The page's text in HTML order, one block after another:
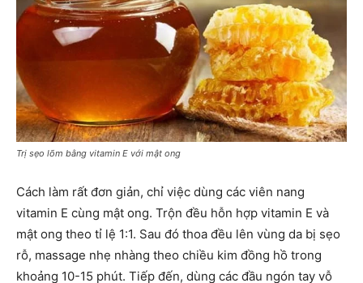
Trị sẹo lõm bằng vitamin E với mật ong
Cách làm rất đơn giản, chỉ việc dùng các viên nang
vitamin E cùng mật ong. Trộn đều hỗn hợp vitamin E và
mật ong theo tỉ lệ 1:1. Sau đó thoa đều lên vùng da bị sẹo
rỗ, massage nhẹ nhàng theo chiều kim đồng hồ trong
khoảng 10-15 phút. Tiếp đến, dùng các đầu ngón tay vỗ